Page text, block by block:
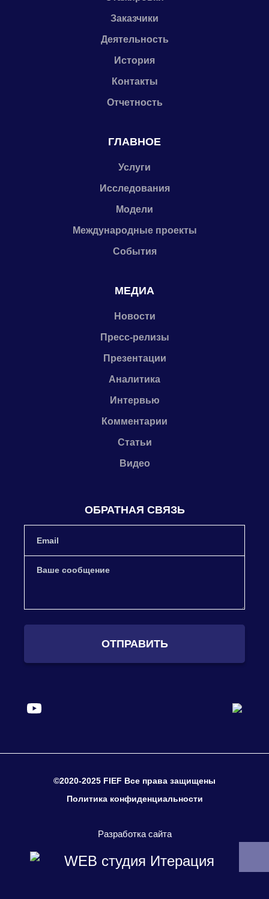
Заказчики
Деятельность
История
Контакты
Отчетность
ГЛАВНОЕ
Услуги
Исследования
Модели
Международные проекты
События
МЕДИА
Новости
Пресс-релизы
Презентации
Аналитика
Интервью
Комментарии
Статьи
Видео
ОБРАТНАЯ СВЯЗЬ
ОТПРАВИТЬ
©2020-2025 FIEF Все права защищены
Политика конфиденциальности
Разработка сайта